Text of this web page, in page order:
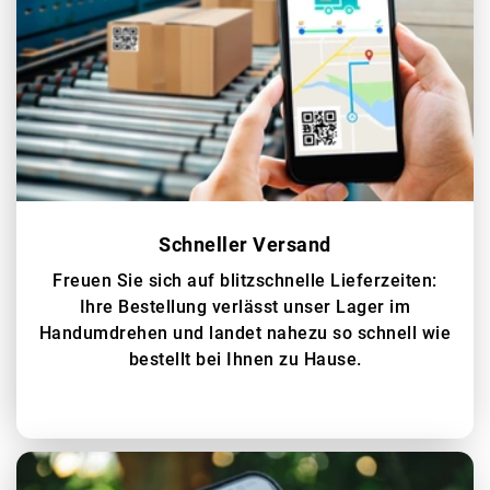
Schneller Versand
Freuen Sie sich auf blitzschnelle Lieferzeiten:
Ihre Bestellung verlässt unser Lager im
Handumdrehen und landet nahezu so schnell wie
bestellt bei Ihnen zu Hause.